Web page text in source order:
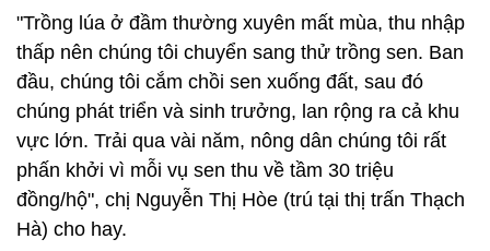
"Trồng lúa ở đầm thường xuyên mất mùa, thu nhập
thấp nên chúng tôi chuyển sang thử trồng sen. Ban
đầu, chúng tôi cắm chồi sen xuống đất, sau đó
chúng phát triển và sinh trưởng, lan rộng ra cả khu
vực lớn. Trải qua vài năm, nông dân chúng tôi rất
phấn khởi vì mỗi vụ sen thu về tầm 30 triệu
đồng/hộ", chị Nguyễn Thị Hòe (trú tại thị trấn Thạch
Hà) cho hay.